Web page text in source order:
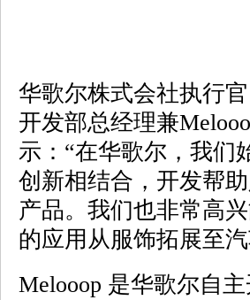
华歌尔株式会社执行
开发部总经理兼
示：“在华歌尔，我们
创新相结合，开发帮
产品。我们也非常高
的应用从服饰拓展至
Melooop 是华歌尔自